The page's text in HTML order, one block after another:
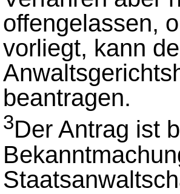
offengelassen,
vorliegt, kann
beantragen.
3Der Antrag ist